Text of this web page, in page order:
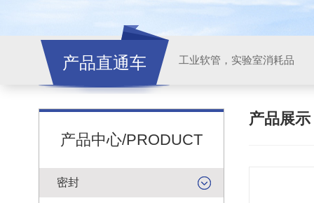
产品直通车 工业软管，实验室消耗品
产品中心/PRODUCT
密封
产品展示